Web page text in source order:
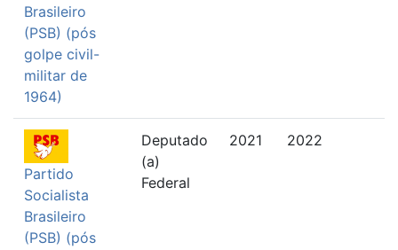
Brasileiro
(PSB) (pós
golpe civil-
militar de
1964)
Partido
Socialista
Brasileiro
(PSB) (pós
Deputado
(a)
Federal
2021 2022